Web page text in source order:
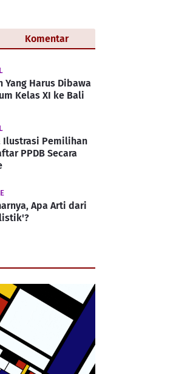
Komentar
Yang Harus Dibawa
Kelas XI ke Bali
Ilustrasi Pemilihan
PPDB Secara
Apa Arti dari